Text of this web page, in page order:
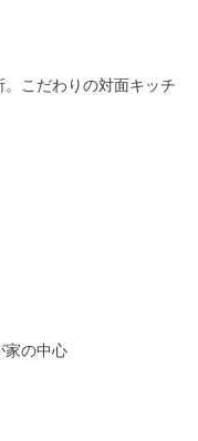
こだわりの対面キッチ
家の中心